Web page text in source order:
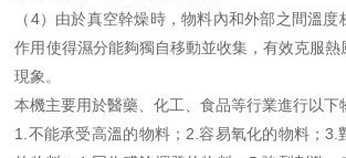
（4）由於真空幹燥時，物料內和外部之間溫
作用使得濕分能夠獨自移動並收集，有效克服
現象。
本機主要用於醫藥、化工、食品等行業進行以下
1.不能承受高溫的物料；2.容易氧化的物料；3.